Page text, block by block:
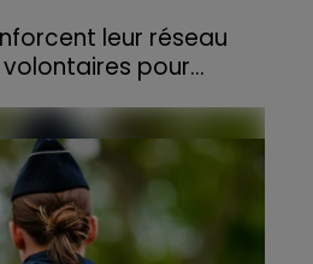
leur réseau
pour...
et aux risques de
Chambre d'agriculture
un appel aux
pour venir en aide...